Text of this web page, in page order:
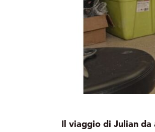
Il viaggio di Julian